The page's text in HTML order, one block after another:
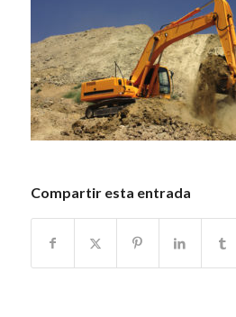
Compartir esta entrada